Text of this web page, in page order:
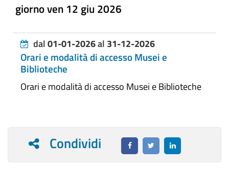
giorno ven 12 giu 2026
dal01-01-2026al 31-12-2026
Orari e modalità di accesso Musei e
Biblioteche
Orari e modalità di accesso Musei e Biblioteche
Condividi